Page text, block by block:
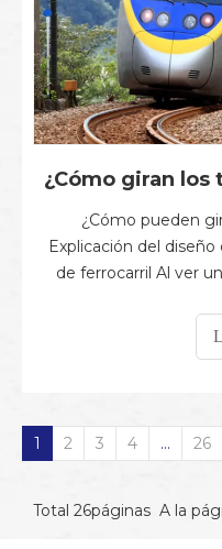
¿Cómo pueden
Explicación del
de ferrocarril Al ver
preguntan: ¿cómo
En realidad, los
1 2 3 4 ... 26
Total 26páginas A la